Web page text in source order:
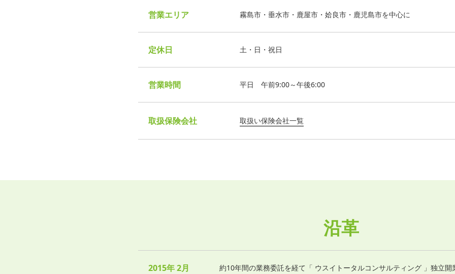
営業エリア 霧島市・垂水市・鹿屋市・姶良市・鹿児島市を中心に
定休日 土・日・祝日
営業時間 平日 午前9:00～午後6:00
取扱保険会社 取扱い保険会社一覧
沿革
2015年 2月 約10年間の業務委託を経て「 ウスイトータルコンサルティング 」独立開